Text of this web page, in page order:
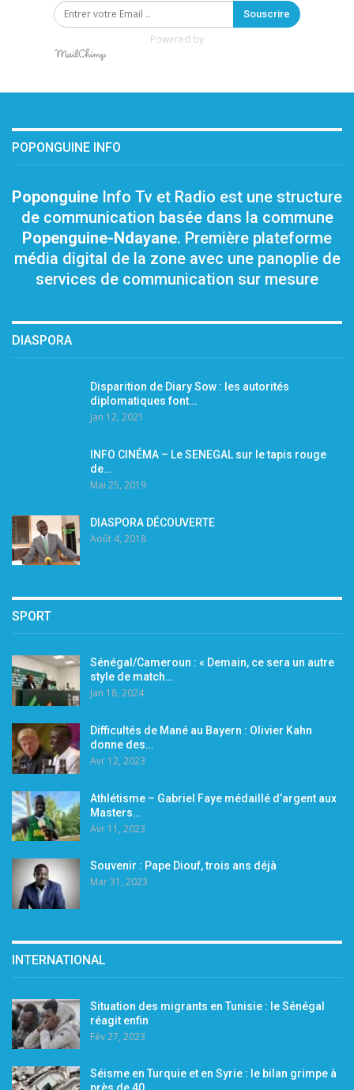
Souscrire
Powered by
POPONGUINE INFO
Poponguine Info Tv et Radio est une structure
de communication basée dans la commune
Popenguine-Ndayane. Première plateforme
média digital de la zone avec une panoplie de
services de communication sur mesure
DIASPORA
Disparition de Diary Sow : les autorités
diplomatiques font…
Jan 12, 2021
INFO CINÉMA – Le SENEGAL sur le tapis rouge
de…
Mai 25, 2019
DIASPORA DÉCOUVERTE
Août 4, 2018
SPORT
Sénégal/Cameroun : « Demain, ce sera un autre
style de match…
Jan 18, 2024
Difficultés de Mané au Bayern : Olivier Kahn
donne des…
Avr 12, 2023
Athlétisme – Gabriel Faye médaillé d’argent aux
Masters…
Avr 11, 2023
Souvenir : Pape Diouf, trois ans déjà
Mar 31, 2023
INTERNATIONAL
Situation des migrants en Tunisie : le Sénégal
réagit enfin
Fév 27, 2023
Séisme en Turquie et en Syrie : le bilan grimpe à